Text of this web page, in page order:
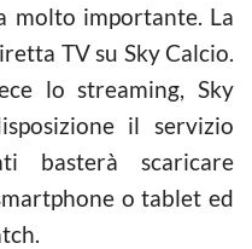
molto importante. La
TV su Sky Calcio.
lo streaming, Sky
il servizio
basterà scaricare
o tablet ed